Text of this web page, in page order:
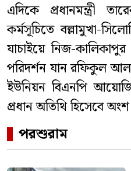
এদিকে প্রধানমন্ত্রী
কর্মসূচিতে বল্লামুখা-
যাচাইয়ে নিজ-কালিকাপুর
পরিদর্শন যান রফিকুল
ইউনিয়ন বিএনপি
প্রধান অতিথি হিসেবে
পরশুরাম